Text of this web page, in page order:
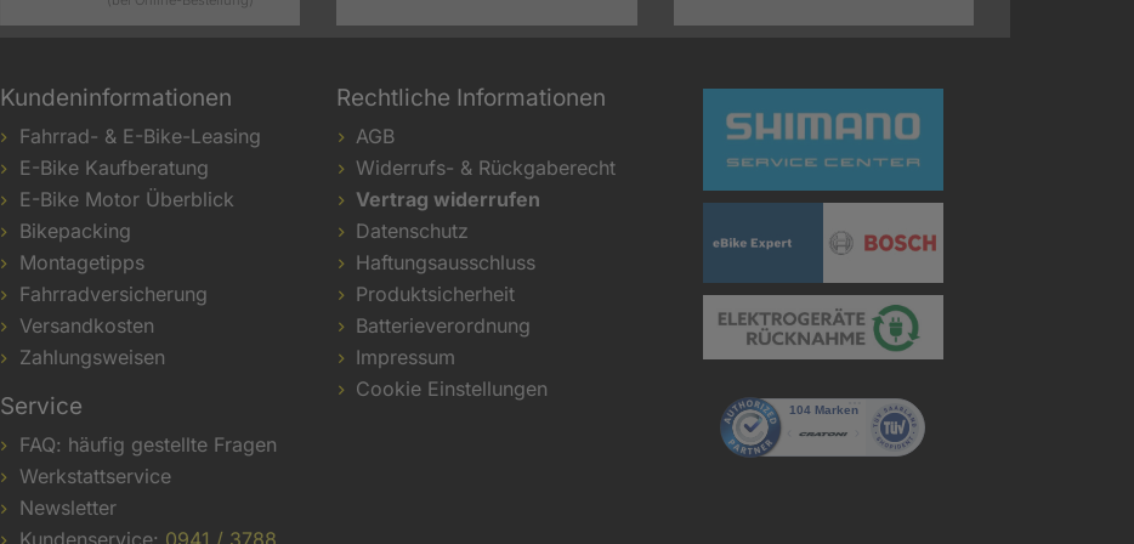
Kundeninformationen
Fahrrad- & E-Bike-Leasing
E-Bike Kaufberatung
E-Bike Motor Überblick
Bikepacking
Montagetipps
Fahrradversicherung
Versandkosten
Zahlungsweisen
Service
FAQ: häufig gestellte Fragen
Werkstattservice
Newsletter
Kundenservice: 0941 / 3788
Rechtliche Informationen
AGB
Widerrufs- & Rückgaberecht
Vertrag widerrufen
Datenschutz
Haftungsausschluss
Produktsicherheit
Batterieverordnung
Impressum
Cookie Einstellungen